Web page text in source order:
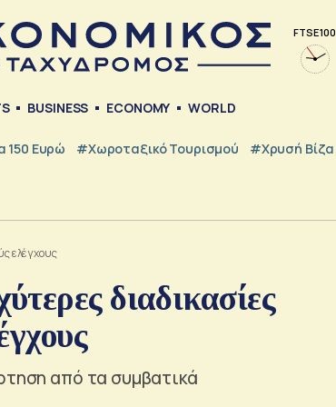
FTSE 100
BUSINESS ECONOMY WORLD
150 Ευρώ #Χωροταξικό Τουρισμού #Χρυσή Βίζα
ελέγχους
διαδικασίες
από τα συμβατικά